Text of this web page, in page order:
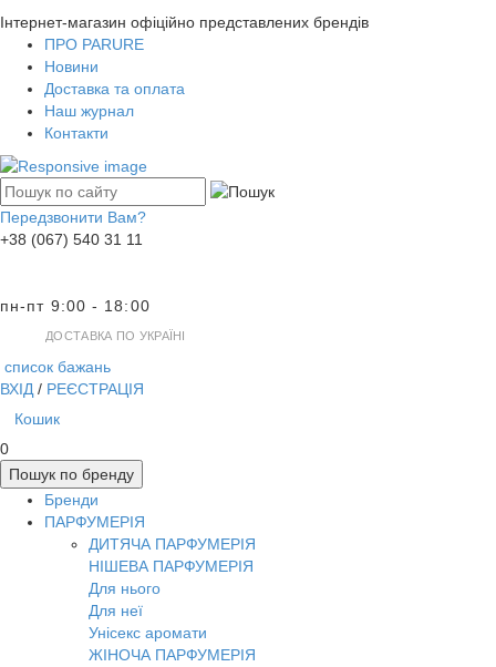
Інтернет-магазин офіційно представлених брендів
ПРО PARURE
Новини
Доставка та оплата
Наш журнал
Контакти
Передзвонити Вам?
+38 (067) 540 31 11
пн-пт 9:00 - 18:00
ДОСТАВКА ПО УКРАЇНІ
список бажань
ВХІД / РЕЄСТРАЦІЯ
Кошик
0
Пошук по бренду
Бренди
ПАРФУМЕРІЯ
ДИТЯЧА ПАРФУМЕРІЯ
НІШЕВА ПАРФУМЕРІЯ
Для нього
Для неї
Унісекс аромати
ЖІНОЧА ПАРФУМЕРІЯ